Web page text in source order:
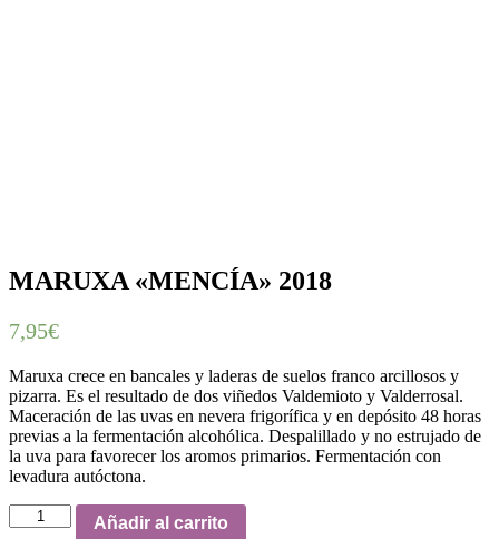
MARUXA «MENCÍA» 2018
7,95€
Maruxa crece en bancales y laderas de suelos franco arcillosos y
pizarra. Es el resultado de dos viñedos Valdemioto y Valderrosal.
Maceración de las uvas en nevera frigorífica y en depósito 48 horas
previas a la fermentación alcohólica. Despalillado y no estrujado de
la uva para favorecer los aromos primarios. Fermentación con
levadura autóctona.
MARUXA
"MENCÍA"Añadir al carrito